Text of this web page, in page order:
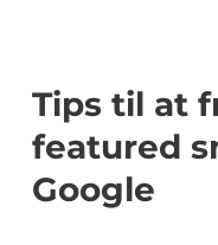
Tips til at
featured
Google